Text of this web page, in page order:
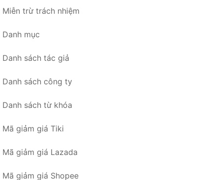
Miễn trừ trách nhiệm
Danh mục
Danh sách tác giả
Danh sách công ty
Danh sách từ khóa
Mã giảm giá Tiki
Mã giảm giá Lazada
Mã giảm giá Shopee